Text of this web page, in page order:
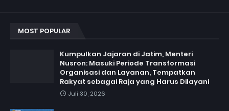
MOST POPULAR
Kumpulkan Jajaran di Jatim, Menteri
Nusron: Masuki Periode Transformasi
Organisasi dan Layanan, Tempatkan
Rakyat sebagai Raja yang Harus Dilayani
Juli 30, 2026